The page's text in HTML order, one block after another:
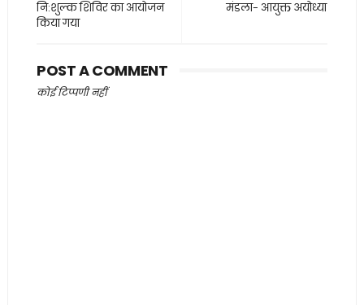
मंडला- आयुक्त अयोध्या
नि:शुल्क शिविर का आयोजन
किया गया
POST A COMMENT
कोई टिप्पणी नहीं